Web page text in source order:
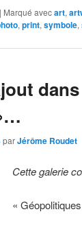
| Marqué avecart,
, print, symbole,
parJérôme Roudet
Cette galerie
«